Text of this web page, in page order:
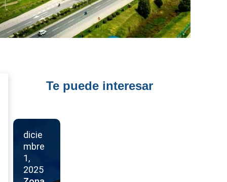
Te puede interesar
dicie
mbre
1,
2025